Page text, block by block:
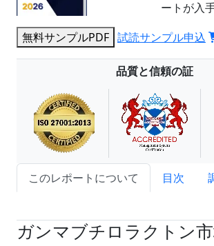
ートが入
無料サンプルPDF 試読サンプル申込
品質と信頼の証
このレポートについて 目次
ガンマブチロラクトン